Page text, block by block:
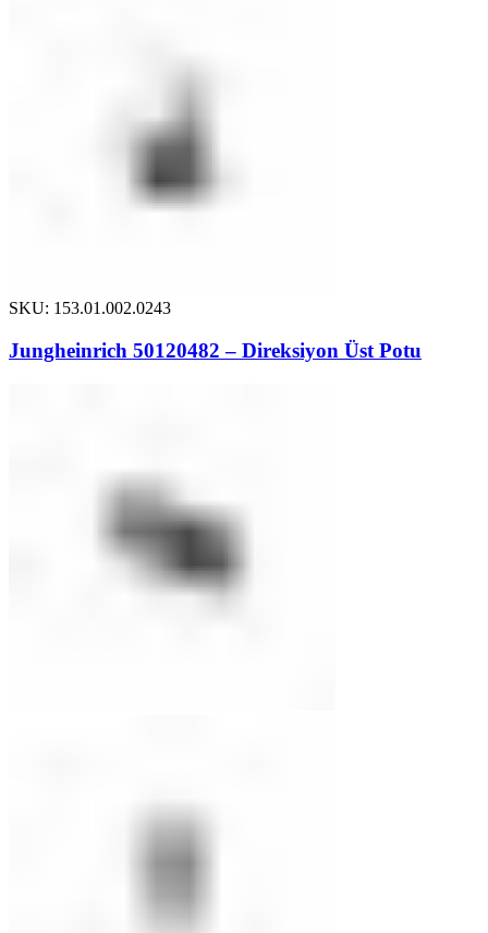
SKU: 153.01.002.0243
Jungheinrich 50120482 – Direksiyon Üst Potu